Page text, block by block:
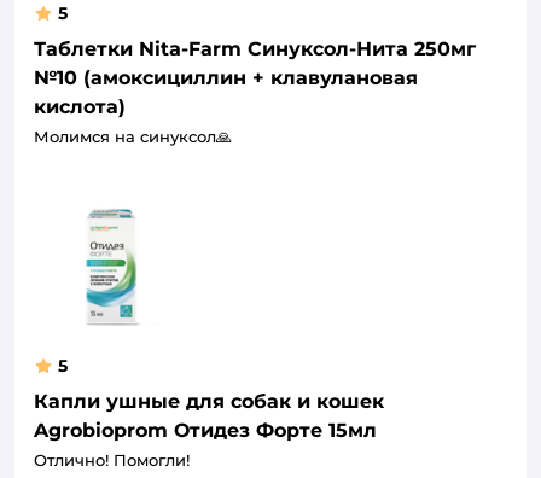
5
Таблетки Nita-Farm Синуксол-Нита 250мг
№10 (амоксициллин + клавулановая
кислота)
Молимся на синуксол🙏
5
Капли ушные для собак и кошек
Agrobioprom Отидез Форте 15мл
Отлично! Помогли!